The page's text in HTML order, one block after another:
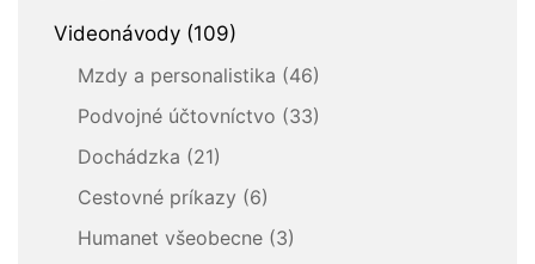
Videonávody (109)
Mzdy a personalistika (46)
Podvojné účtovníctvo (33)
Dochádzka (21)
Cestovné príkazy (6)
Humanet všeobecne (3)